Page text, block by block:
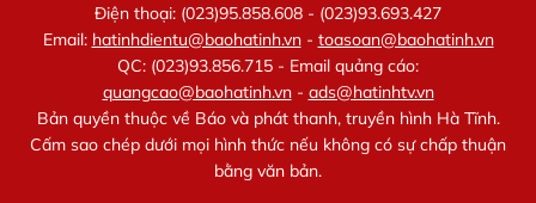
Điện thoại: (023)95.858.608 - (023)93.693.427
Email: hatinhdientu@baohatinh.vn- toasoan@baohatinh.vn
QC: (023)93.856.715 - Email quảng cáo:
quangcao@baohatinh.vn- ads@hatinhtv.vn
Bản quyền thuộc về Báo và phát thanh, truyền hình Hà Tĩnh.
Cấm sao chép dưới mọi hình thức nếu không có sự chấp thuận
bằng văn bản.